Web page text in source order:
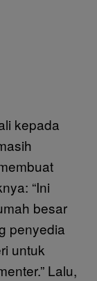
kepada
“Ini
besar
penyedia
untuk
Lalu,